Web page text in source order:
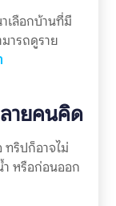
เลือกบ้านที่มี
ารถดูราย
ายคนคิด
ริปก็อาจไม่
ำ หรือก่อนออก